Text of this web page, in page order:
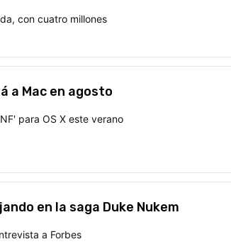
con cuatro millones
a Mac en agosto
para OS X este verano
en la saga Duke Nukem
a Forbes